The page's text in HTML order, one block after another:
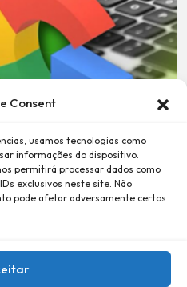
Consent
usamos tecnologias como
informações do dispositivo.
permitirá processar dados como
exclusivos neste site. Não
pode afetar adversamente certos